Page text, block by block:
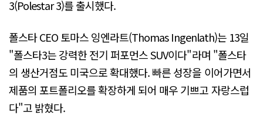
3(Polestar 3)를 출시했다.
폴스타 CEO 토마스 잉엔라트(Thomas Ingenlath)는 13일
"폴스타3는 강력한 전기 퍼포먼스 SUV이다"라며 "폴스타
의 생산거점도 미국으로 확대했다. 빠른 성장을 이어가면서
제품의 포트폴리오를 확장하게 되어 매우 기쁘고 자랑스럽
다"고 밝혔다.